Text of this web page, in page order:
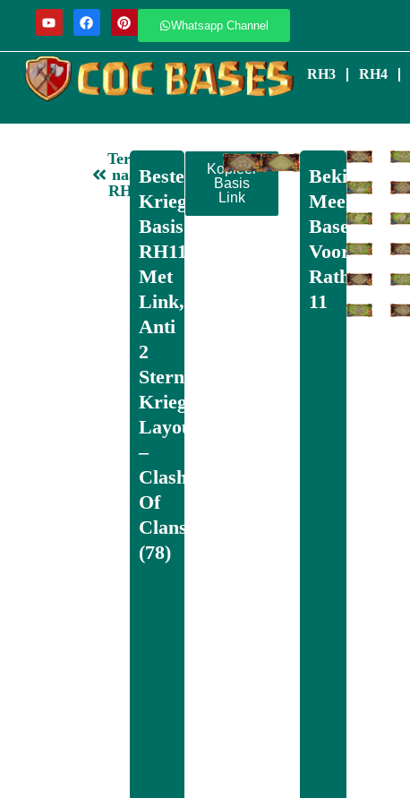
Whatsapp Channel
RH3 RH4
Terug
naar
RH11
Beste
Krieg
Basis
RH11
Met
Link,
Anti
2
Stern,
Krieg/CKL
Layout
–
Clash
Of
Clans
(78)
Kopieer
Basis
Link
Bekijk
Meer
Basen
Voor
Rathaus
11